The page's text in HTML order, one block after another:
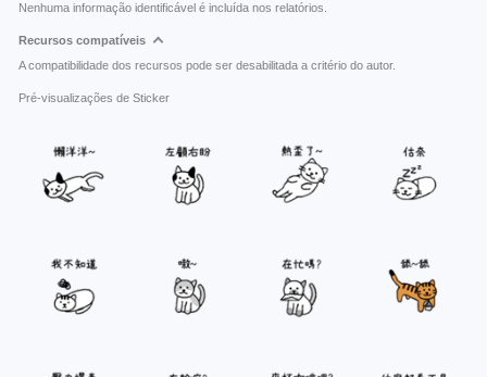
Nenhuma informação identificável é incluída nos relatórios.
Recursos compatíveis
A compatibilidade dos recursos pode ser desabilitada a critério do autor.
Pré-visualizações de Sticker